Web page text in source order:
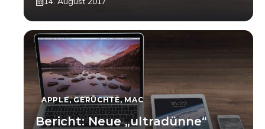
APPLE,GERÜCHTE,MAC
Bericht: Neue „ultradünne“